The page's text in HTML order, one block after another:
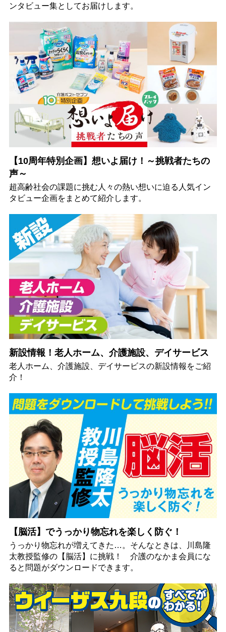
ンタビュー集としてお届けします。
【10周年特別企画】想いよ届け！～挑戦者たちの
声～
超高齢社会の課題に挑む人々の熱い想いに迫る人気イン
タビュー企画をまとめて紹介します。
新設情報！老人ホーム、介護施設、デイサービス
老人ホーム、介護施設、デイサービスの新設情報をご紹
介！
【脳活】でうっかり物忘れを楽しく防ぐ！
うっかり物忘れが増えてきた…。そんなときは、川島隆
太教授監修の【脳活】に挑戦！ 介護のなかま会員にな
ると問題がダウンロードできます。